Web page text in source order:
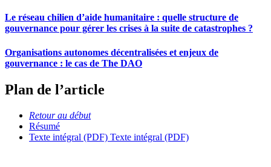
Le réseau chilien d’aide humanitaire : quelle structure de
gouvernance pour gérer les crises à la suite de catastrophes ?
Organisations autonomes décentralisées et enjeux de
gouvernance : le cas de The DAO
Plan de l’article
Retour au début
Résumé
Texte intégral (PDF) Texte intégral (PDF)